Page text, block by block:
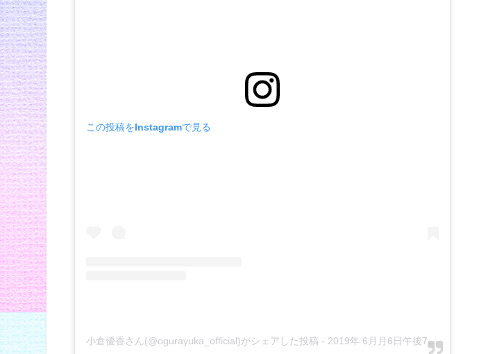
この投稿をInstagramで見る
小倉優香さん(@ogurayuka_official)がシェアした投稿 - 2019年 6月月6日午後7時23分PDT